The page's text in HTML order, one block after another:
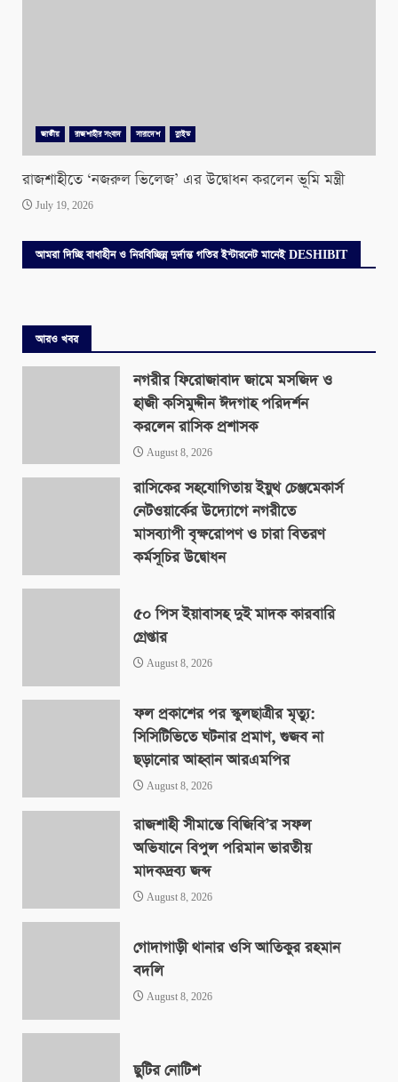
জাতীয় রাজশাহীর সংবাদ সারাদেশ স্লাইড
রাজশাহীতে ‘নজরুল ভিলেজ’ এর উদ্বোধন করলেন ভূমি মন্ত্রী
July 19, 2026
আমরা দিচ্ছি বাধাহীন ও নিরবিচ্ছিন্ন দুর্দান্ত গতির ইন্টারনেট মানেই DESHIBIT
আরও খবর
নগরীর ফিরোজাবাদ জামে মসজিদ ও
হাজী কসিমুদ্দীন ঈদগাহ পরিদর্শন
করলেন রাসিক প্রশাসক
August 8, 2026
রাসিকের সহযোগিতায় ইয়ুথ চেঞ্জমেকার্স
নেটওয়ার্কের উদ্যোগে নগরীতে
মাসব্যাপী বৃক্ষরোপণ ও চারা বিতরণ
কর্মসূচির উদ্বোধন
৫০ পিস ইয়াবাসহ দুই মাদক কারবারি
গ্রেপ্তার
August 8, 2026
ফল প্রকাশের পর স্কুলছাত্রীর মৃত্যু:
সিসিটিভিতে ঘটনার প্রমাণ, গুজব না
ছড়ানোর আহ্বান আরএমপির
August 8, 2026
রাজশাহী সীমান্তে বিজিবি’র সফল
অভিযানে বিপুল পরিমান ভারতীয়
মাদকদ্রব্য জব্দ
August 8, 2026
গোদাগাড়ী থানার ওসি আতিকুর রহমান
বদলি
August 8, 2026
ছুটির নোটিশ